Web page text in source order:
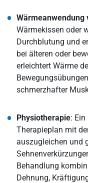
Wärmeanwendung
Wärmekissen oder
Durchblutung und
bei älteren oder
erleichtert Wärme
schmerzhafter
Physiotherapie:
Therapieplan mit
auszugleichen und
Behandlung
Dehnung,